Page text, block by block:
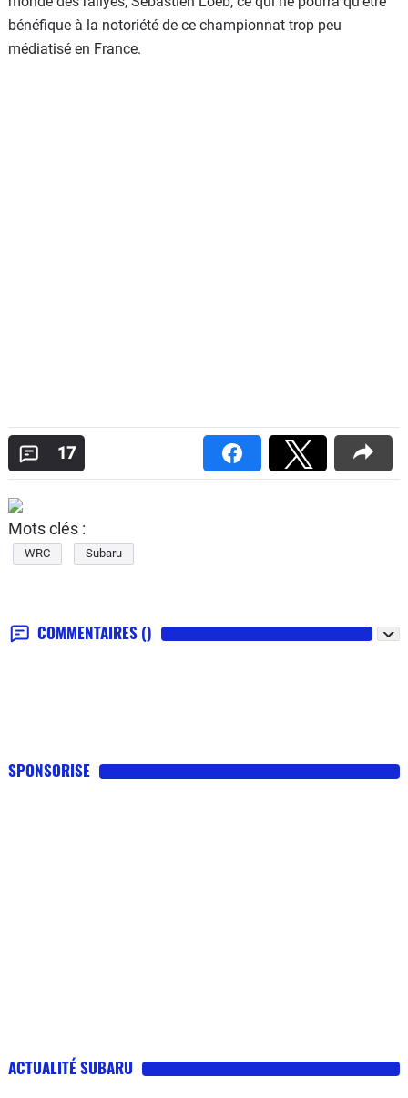
bénéfique à la notoriété de ce championnat trop peu
médiatisé en France.
17
Mots clés :
WRC Subaru
COMMENTAIRES ()
SPONSORISE
ACTUALITÉ SUBARU